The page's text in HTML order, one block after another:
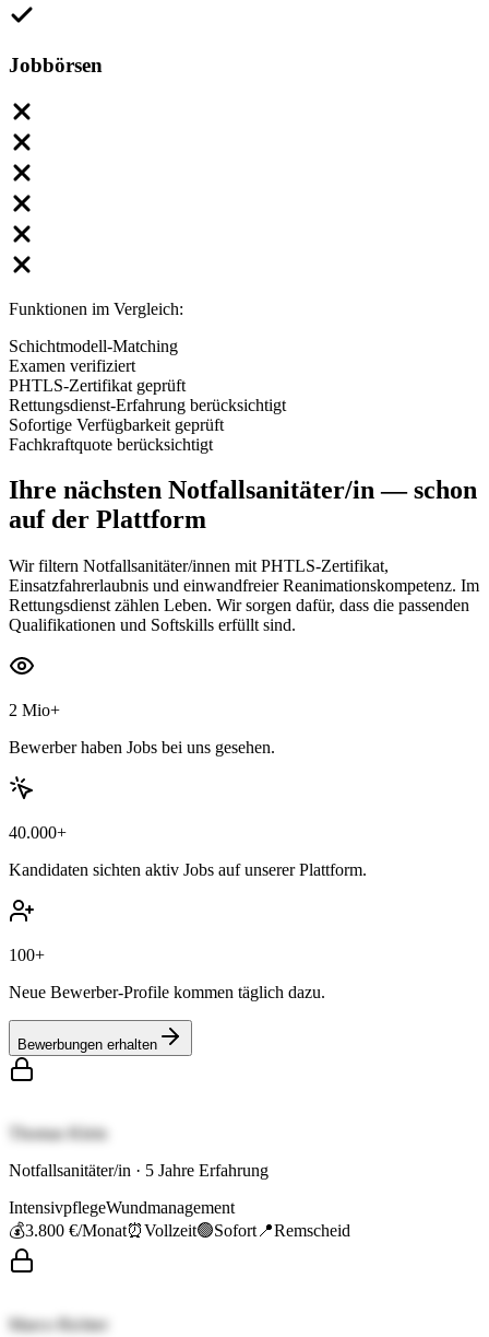
Jobbörsen
Funktionen im Vergleich:
Schichtmodell-Matching
Examen verifiziert
PHTLS-Zertifikat geprüft
Rettungsdienst-Erfahrung berücksichtigt
Sofortige Verfügbarkeit geprüft
Fachkraftquote berücksichtigt
Ihre nächsten Notfallsanitäter/in— schon
auf der Plattform
Wir filtern Notfallsanitäter/innen mit PHTLS-Zertifikat,
Einsatzfahrerlaubnis und einwandfreier Reanimationskompetenz. Im
Rettungsdienst zählen Leben. Wir sorgen dafür, dass die passenden
Qualifikationen und Softskills erfüllt sind.
2 Mio+
Bewerber haben Jobs bei uns gesehen.
40.000+
Kandidaten sichten aktiv Jobs auf unserer Plattform.
100+
Neue Bewerber-Profile kommen täglich dazu.
Bewerbungen erhalten
Thomas Klein
Notfallsanitäter/in · 5 Jahre Erfahrung
IntensivpflegeWundmanagement
💰3.800 €/Monat⏰Vollzeit🟢Sofort 📍Remscheid
Marco Richter